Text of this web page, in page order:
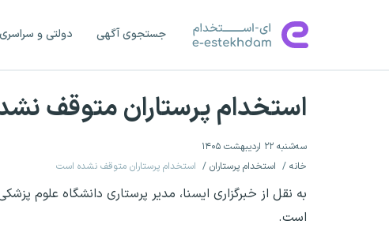
جستجوی آگهی دولتی و سراسری
استخدام پرستاران متوقف
سه‌شنبه ۲۲ اردیبهشت ۱۴۰۵
خانه
استخدام پرستاران استخدام پرستاران متوقف نشده است
به نقل از خبرگزاری ایسنا، مدیر پرستاری دانشگاه
است.